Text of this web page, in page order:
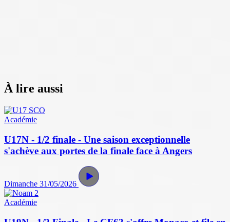
À lire aussi
Académie
U17N - 1/2 finale - Une saison exceptionnelle
s'achève aux portes de la finale face à Angers
Dimanche 31/05/2026
Académie